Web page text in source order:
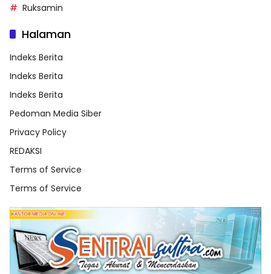
Ruksamin
Halaman
Indeks Berita
Indeks Berita
Indeks Berita
Pedoman Media Siber
Privacy Policy
REDAKSI
Terms of Service
Terms of Service